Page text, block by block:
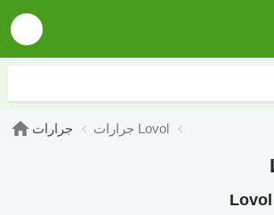
جرارات جرارات Lovol